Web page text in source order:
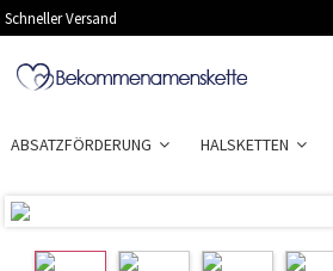
Schneller Versand
ABSATZFÖRDERUNG HALSKETTEN